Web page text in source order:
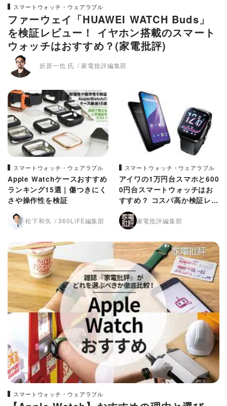
スマートウォッチ・ウェアラブル
ファーウェイ「HUAWEI WATCH Buds」
を検証レビュー！ イヤホン搭載のスマート
ウォッチはおすすめ？(家電批評)
折原一也 氏 家電批評編集部
スマートウォッチ・ウェアラブル
Apple Watchケースおすすめ
ランキング15選｜傷つきにく
さや操作性を検証
松下和矢 360LiFE編集部
スマートウォッチ・ウェアラブル
アイワの1万円台スマホと600
0円台スマートウォッチはお
すすめ？ コスパ高か検証レビ
ュー
家電批評編集部
スマートウォッチ・ウェアラブル